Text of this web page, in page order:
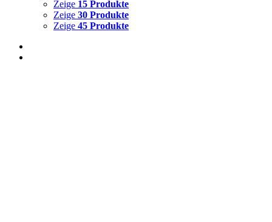
Zeige 15 Produkte
Zeige 30 Produkte
Zeige 45 Produkte